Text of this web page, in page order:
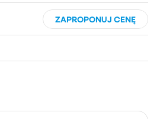
ZAPROPONUJ CENĘ